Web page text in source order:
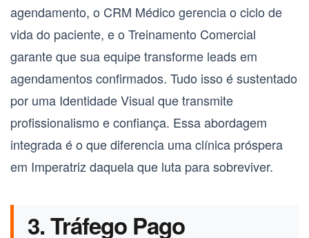
agendamento, o CRM Médico gerencia o ciclo de
vida do paciente, e o Treinamento Comercial
garante que sua equipe transforme leads em
agendamentos confirmados. Tudo isso é sustentado
por uma Identidade Visual que transmite
profissionalismo e confiança. Essa abordagem
integrada é o que diferencia uma clínica próspera
em Imperatriz daquela que luta para sobreviver.
3. Tráfego Pago